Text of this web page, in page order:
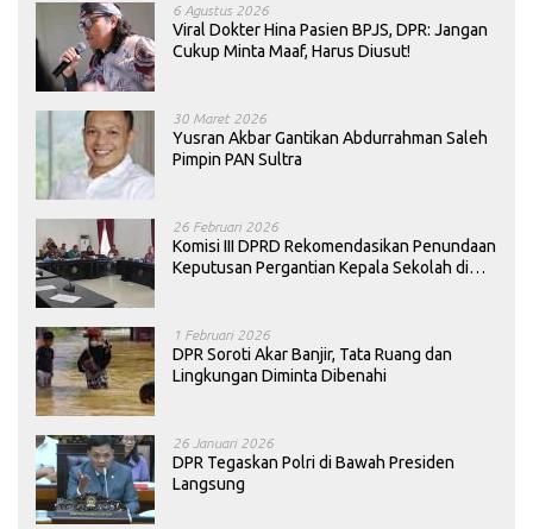
6 Agustus 2026
Viral Dokter Hina Pasien BPJS, DPR: Jangan
Cukup Minta Maaf, Harus Diusut!
30 Maret 2026
Yusran Akbar Gantikan Abdurrahman Saleh
Pimpin PAN Sultra
26 Februari 2026
Komisi III DPRD Rekomendasikan Penundaan
Keputusan Pergantian Kepala Sekolah di
1 Februari 2026
DPR Soroti Akar Banjir, Tata Ruang dan
Lingkungan Diminta Dibenahi
26 Januari 2026
DPR Tegaskan Polri di Bawah Presiden
Langsung